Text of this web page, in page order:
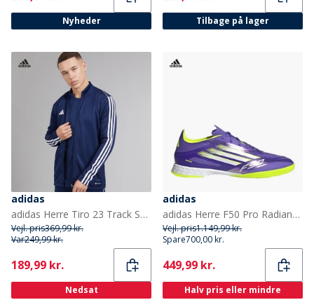
Nyheder Tilbage på lager
adidas
adidas Herre Tiro 23 Track Sport træningstrøjer Flade
Vejl. pris369,99 kr.
Var249,99 kr.
Current
189,99 kr.
Nedsat
adidas
adidas Herre F50 Pro Radiant Blaze Pack IN Indendørs Fodboldstøvler Purple Rush/Cloud White/Lucid Lemon
Vejl. pris1.149,99 kr.
Spare700,00 kr.
Current
449,99 kr.
Halv pris eller mindre